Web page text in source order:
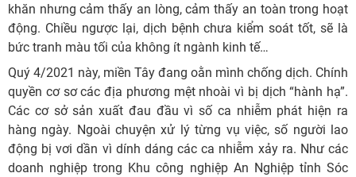
khăn nhưng cảm thấy an lòng, cảm thấy an toàn trong hoạt
động. Chiều ngược lại, dịch bệnh chưa kiểm soát tốt, sẽ là
bức tranh màu tối của không ít ngành kinh tế…
Quý 4/2021 này, miền Tây đang oằn mình chống dịch. Chính
quyền cơ sơ các địa phương mệt nhoài vì bị dịch “hành hạ”.
Các cơ sở sản xuất đau đầu vì số ca nhiễm phát hiện ra
hàng ngày. Ngoài chuyện xử lý từng vụ việc, số người lao
động bị vơi dần vì dính dáng các ca nhiễm xảy ra. Như các
doanh nghiệp trong Khu công nghiệp An Nghiệp tỉnh Sóc